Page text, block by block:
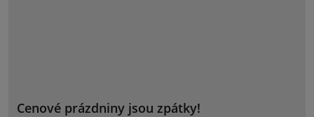
Cenové prázdniny jsou zpátky!